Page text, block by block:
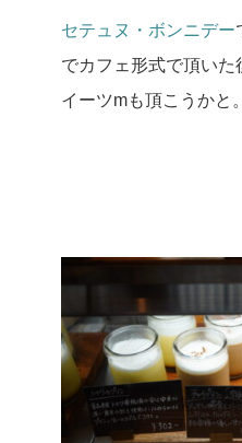
セテュヌ・ボンニデー
でカフェ形式で頂いた
イーツmも頂こうかと。